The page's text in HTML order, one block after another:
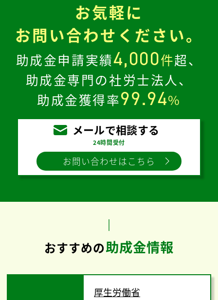
お気軽に
お問い合わせください。
助成金申請実績4,000件超、
助成金専門の社労士法人、
助成金獲得率99.94%
メールで相談する
24時間受付
お問い合わせはこちら
おすすめの助成金情報
厚生労働省